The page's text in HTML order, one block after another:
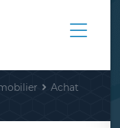
Achat